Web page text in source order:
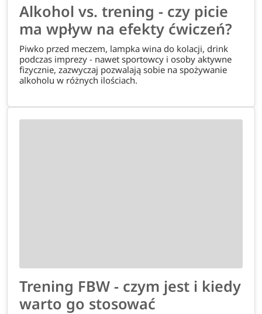
Alkohol vs. trening - czy picie
ma wpływ na efekty ćwiczeń?
Piwko przed meczem, lampka wina do kolacji, drink
podczas imprezy - nawet sportowcy i osoby aktywne
fizycznie, zazwyczaj pozwalają sobie na spożywanie
alkoholu w różnych ilościach.
Trening FBW - czym jest i kiedy
warto go stosować